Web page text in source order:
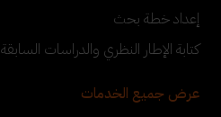
إعداد خطة بحث
كتابة الإطار النظري والدراسات السابقة
عرض جميع الخدمات